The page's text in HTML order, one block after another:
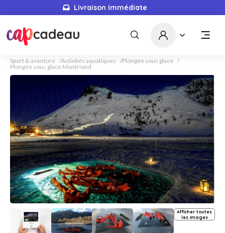
Livraison immédiate
Sport & aventure Activités aquatiques
Plongée sous glace
Plongée sous glace Montriond
Afficher toutes
les images